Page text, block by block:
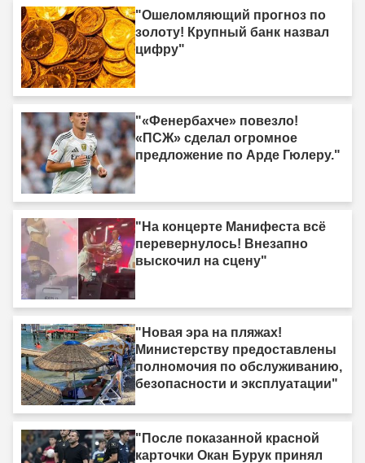
"Ошеломляющий прогноз по
золоту! Крупный банк назвал
цифру"
"«Фенербахче» повезло!
«ПСЖ» сделал огромное
предложение по Арде Гюлеру."
"На концерте Манифеста всё
перевернулось! Внезапно
выскочил на сцену"
"Новая эра на пляжах!
Министерству предоставлены
полномочия по обслуживанию,
безопасности и эксплуатации"
"После показанной красной
карточки Окан Бурук принял